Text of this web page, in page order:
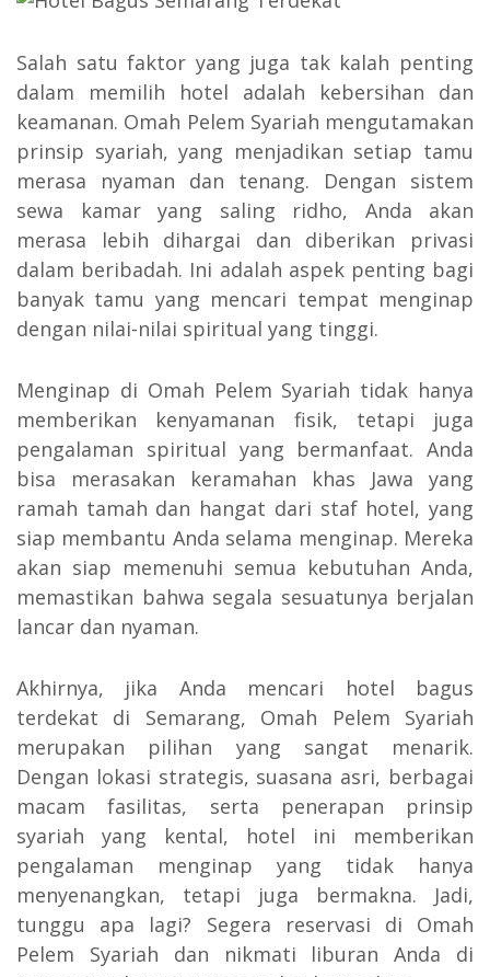
Salah satu faktor yang juga tak kalah penting
dalam memilih hotel adalah kebersihan dan
keamanan. Omah Pelem Syariah mengutamakan
prinsip syariah, yang menjadikan setiap tamu
merasa nyaman dan tenang. Dengan sistem
sewa kamar yang saling ridho, Anda akan
merasa lebih dihargai dan diberikan privasi
dalam beribadah. Ini adalah aspek penting bagi
banyak tamu yang mencari tempat menginap
dengan nilai-nilai spiritual yang tinggi.
Menginap di Omah Pelem Syariah tidak hanya
memberikan kenyamanan fisik, tetapi juga
pengalaman spiritual yang bermanfaat. Anda
bisa merasakan keramahan khas Jawa yang
ramah tamah dan hangat dari staf hotel, yang
siap membantu Anda selama menginap. Mereka
akan siap memenuhi semua kebutuhan Anda,
memastikan bahwa segala sesuatunya berjalan
lancar dan nyaman.
Akhirnya, jika Anda mencari hotel bagus
terdekat di Semarang, Omah Pelem Syariah
merupakan pilihan yang sangat menarik.
Dengan lokasi strategis, suasana asri, berbagai
macam fasilitas, serta penerapan prinsip
syariah yang kental, hotel ini memberikan
pengalaman menginap yang tidak hanya
menyenangkan, tetapi juga bermakna. Jadi,
tunggu apa lagi? Segera reservasi di Omah
Pelem Syariah dan nikmati liburan Anda di